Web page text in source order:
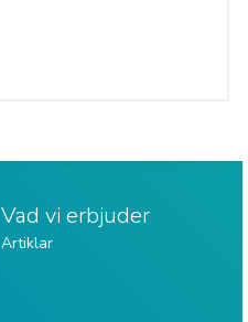
Vad vi erbjuder
Artiklar